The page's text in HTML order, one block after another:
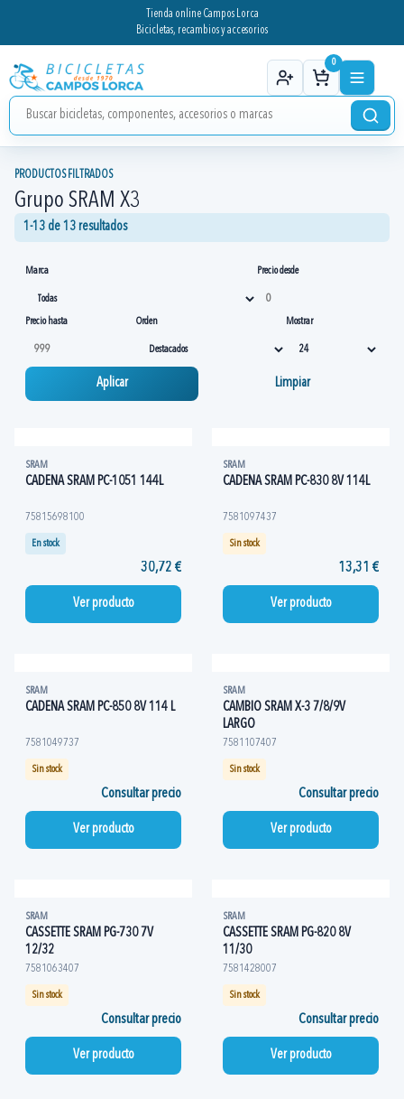
Tienda online Campos Lorca
Bicicletas, recambios y accesorios
0
PRODUCTOS FILTRADOS
Grupo SRAM X3
1-13 de 13 resultados
Marca Precio desde
Precio hasta Orden Mostrar
Aplicar Limpiar
SRAM
CADENA SRAM PC-1051 144L
75815698100
En stock
30,72 €
Ver producto
SRAM
CADENA SRAM PC-830 8V 114L
7581097437
Sin stock
13,31 €
Ver producto
SRAM
CADENA SRAM PC-850 8V 114 L
7581049737
Sin stock
Consultar precio
Ver producto
SRAM
CAMBIO SRAM X-3 7/8/9V
LARGO
7581107407
Sin stock
Consultar precio
Ver producto
SRAM
CASSETTE SRAM PG-730 7V
12/32
7581063407
Sin stock
Consultar precio
Ver producto
SRAM
CASSETTE SRAM PG-820 8V
11/30
7581428007
Sin stock
Consultar precio
Ver producto